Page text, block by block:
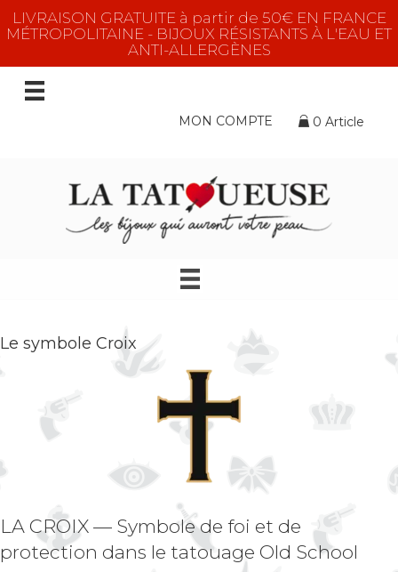
LIVRAISON GRATUITE à partir de 50€ EN FRANCE
MÉTROPOLITAINE - BIJOUX RÉSISTANTS À L'EAU ET
ANTI-ALLERGÈNES
MON COMPTE 0 Article
Le symbole Croix
LA CROIX — Symbole de foi et de
protection dans le tatouage Old School